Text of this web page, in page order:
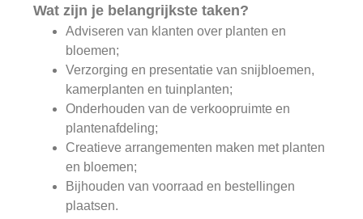
Wat zijn je belangrijkste taken?
Adviseren van klanten over planten en
bloemen;
Verzorging en presentatie van snijbloemen,
kamerplanten en tuinplanten;
Onderhouden van de verkoopruimte en
plantenafdeling;
Creatieve arrangementen maken met planten
en bloemen;
Bijhouden van voorraad en bestellingen
plaatsen.